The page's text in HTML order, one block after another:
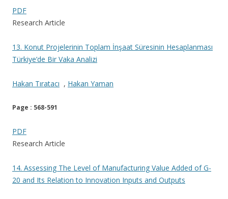
PDF
Research Article
13. Konut Projelerinin Toplam İnşaat Süresinin Hesaplanması
Türkiye’de Bir Vaka Analizi
Hakan Tıratacı , Hakan Yaman
Page : 568-591
PDF
Research Article
14. Assessing The Level of Manufacturing Value Added of G-
20 and Its Relation to Innovation Inputs and Outputs